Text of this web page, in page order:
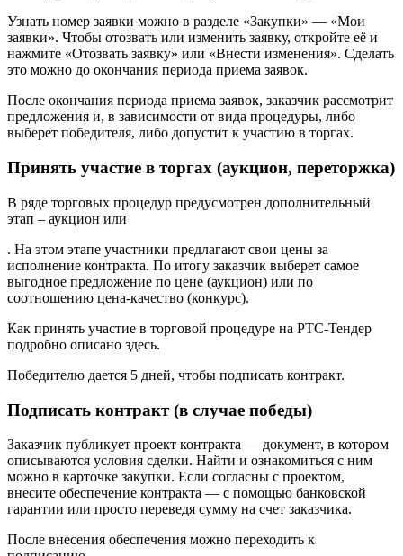
Узнать номер заявки можно в разделе «Закупки» — «Мои
заявки». Чтобы отозвать или изменить заявку, откройте её и
нажмите «Отозвать заявку» или «Внести изменения». Сделать
это можно до окончания периода приема заявок.
После окончания периода приема заявок, заказчик рассмотрит
предложения и, в зависимости от вида процедуры, либо
выберет победителя, либо допустит к участию в торгах.
Принять участие в торгах (аукцион, переторжка)
В ряде торговых процедур предусмотрен дополнительный
этап – аукцион или
. На этом этапе участники предлагают свои цены за
исполнение контракта. По итогу заказчик выберет самое
выгодное предложение по цене (аукцион) или по
соотношению цена-качество (конкурс).
Как принять участие в торговой процедуре на РТС-Тендер
подробно описано здесь.
Победителю дается 5 дней, чтобы подписать контракт.
Подписать контракт (в случае победы)
Заказчик публикует проект контракта — документ, в котором
описываются условия сделки. Найти и ознакомиться с ним
можно в карточке закупки. Если согласны с проектом,
внесите обеспечение контракта — с помощью банковской
гарантии или просто переведя сумму на счет заказчика.
После внесения обеспечения можно переходить к